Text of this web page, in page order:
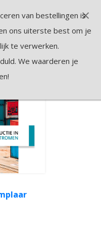
×
van bestellingen is
ons uiterste best om je
te verwerken.
We waarderen je